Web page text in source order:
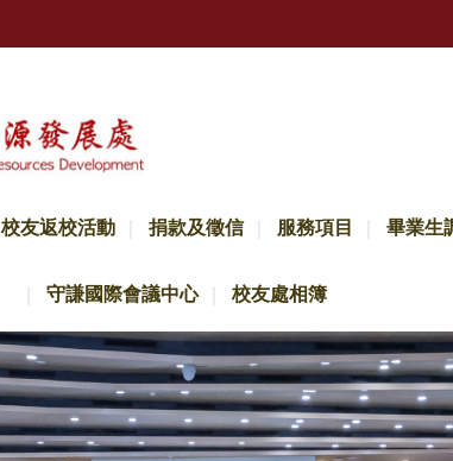
校友返校活動 捐款及徵信 服務項目 畢業生
守謙國際會議中心 校友處相簿